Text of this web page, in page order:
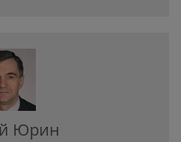
Юрин